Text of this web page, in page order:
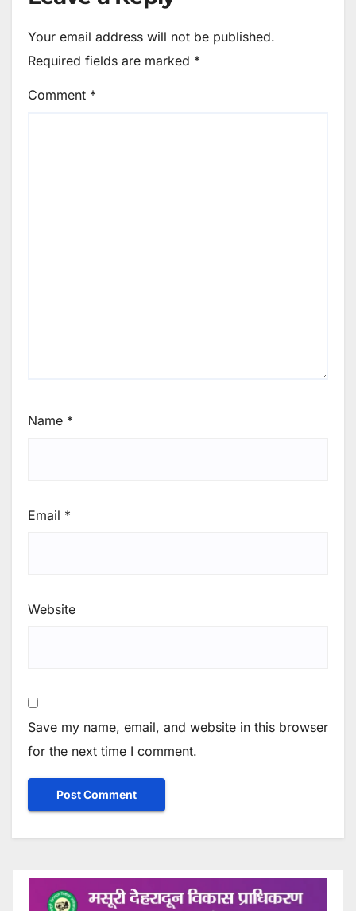
Your email address will not be published.
Required fields are marked *
Comment *
Name *
Email *
Website
Save my name, email, and website in this browser
for the next time I comment.